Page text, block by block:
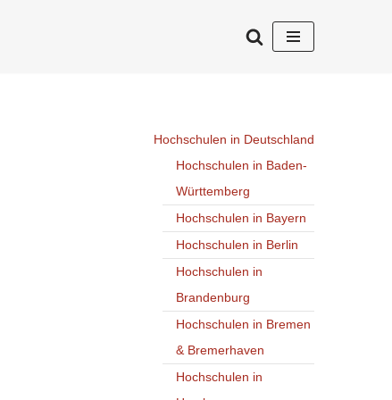
Hochschulen in Deutschland
Hochschulen in Baden-
Württemberg
Hochschulen in Bayern
Hochschulen in Berlin
Hochschulen in
Brandenburg
Hochschulen in Bremen
& Bremerhaven
Hochschulen in